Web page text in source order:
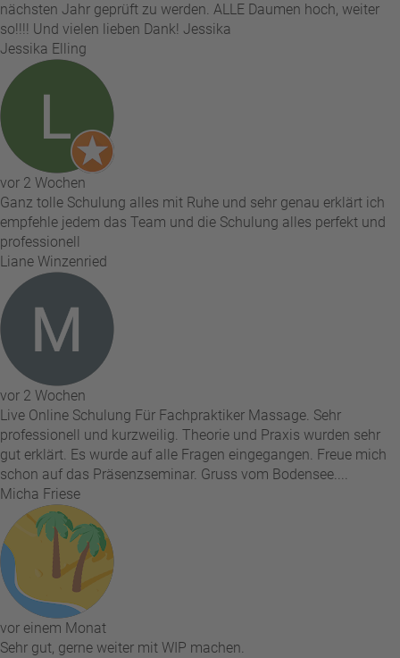
nächsten Jahr geprüft zu werden. ALLE Daumen hoch, weiter
so!!!! Und vielen lieben Dank! Jessika
Jessika Elling
vor 2 Wochen
Ganz tolle Schulung alles mit Ruhe und sehr genau erklärt ich
empfehle jedem das Team und die Schulung alles perfekt und
professionell
Liane Winzenried
vor 2 Wochen
Live Online Schulung Für Fachpraktiker Massage. Sehr
professionell und kurzweilig. Theorie und Praxis wurden sehr
gut erklärt. Es wurde auf alle Fragen eingegangen. Freue mich
schon auf das Präsenzseminar. Gruss vom Bodensee....
Micha Friese
vor einem Monat
Sehr gut, gerne weiter mit WIP machen.